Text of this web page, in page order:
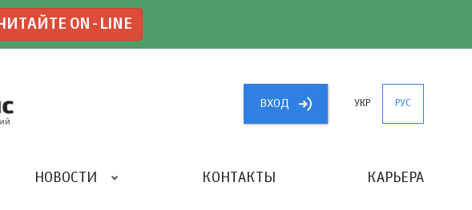
ON-LINE
ВХОД УКР РУС
НОВОСТИ КОНТАКТЫ КАРЬЕРА